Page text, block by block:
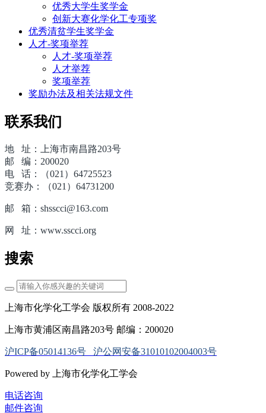
优秀大学生奖学金
创新大赛化学化工专项奖
优秀清贫学生奖学金
人才-奖项举荐
人才-奖项举荐
人才举荐
奖项举荐
奖励办法及相关法规文件
联系我们
地 址：上海市南昌路203号
邮 编：200020
电 话：（021）64725523
竞赛办：（021）64731200
邮 箱：shsscci@163.com
网 址：www.sscci.org
搜索
上海市化学化工学会 版权所有 2008-2022
上海市黄浦区南昌路203号 邮编：200020
沪ICP备05014136号 沪公网安备31010102004003号
Powered by 上海市化学化工学会
电话咨询
邮件咨询